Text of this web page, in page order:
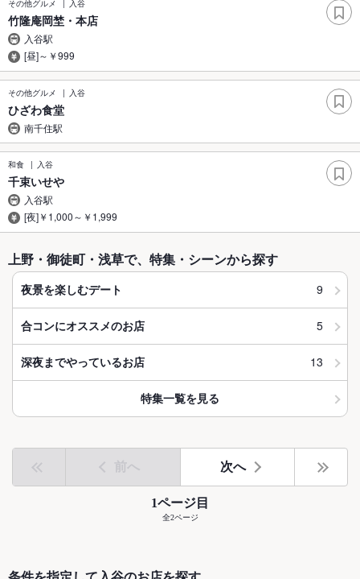
その他グルメ 入谷
竹隆庵岡埜・本店
入谷駅
[昼]～￥999
その他グルメ 入谷
ひざわ食堂
南千住駅
和食 入谷
千束いせや
入谷駅
[夜]￥1,000～￥1,999
上野・御徒町・浅草で、特集・シーンから探す
夜景を楽しむデート 9
合コンにオススメのお店 5
深夜までやっているお店 13
特集一覧を見る
前へ 次へ
1ページ目
全2ページ